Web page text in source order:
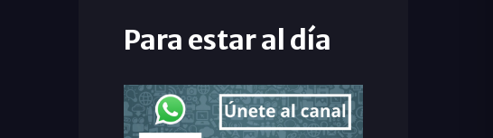
Para estar al día